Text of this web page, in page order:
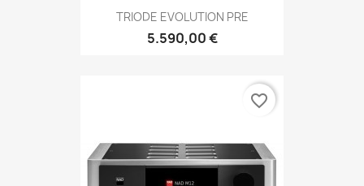
TRIODE EVOLUTION PRE
5.590,00 €
favorite_border